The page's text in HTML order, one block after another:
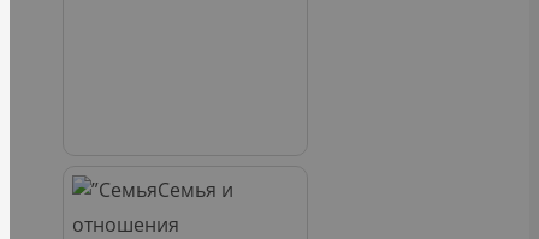
Семья и
отношения